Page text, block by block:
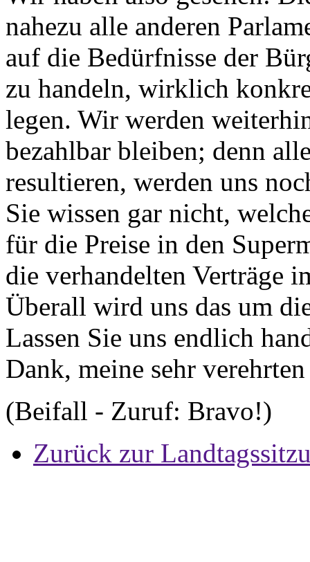
nahezu alle anderen
auf die Bedürfnisse der
zu handeln, wirklich
legen. Wir werden
bezahlbar bleiben; denn
resultieren, werden uns
Sie wissen gar nicht,
für die Preise in den
die verhandelten Verträge
Überall wird uns das um
Lassen Sie uns endlich
Dank, meine sehr
(Beifall - Zuruf: Bravo!)
Zurück zur